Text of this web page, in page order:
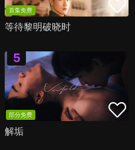
首集免费
等待黎明破晓时
部分免费
解垢